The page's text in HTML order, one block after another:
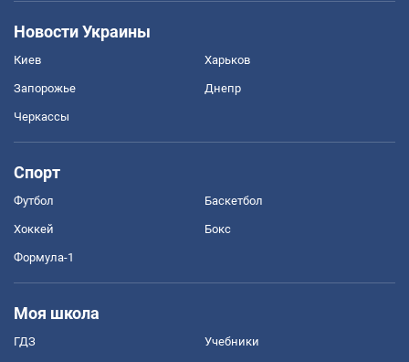
Новости Украины
Киев Харьков
Запорожье Днепр
Черкассы
Спорт
Футбол Баскетбол
Хоккей Бокс
Формула-1
Моя школа
ГДЗ Учебники